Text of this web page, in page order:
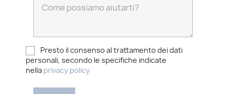
Presto il consenso al trattamento dei dati
personali, secondo le specifiche indicate
nella privacy policy